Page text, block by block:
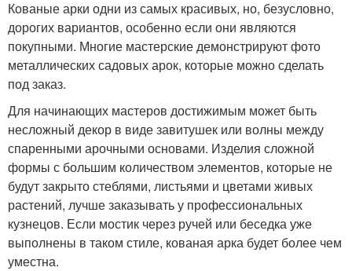
Кованые арки одни из самых красивых, но, безусловно,
дорогих вариантов, особенно если они являются
покупными. Многие мастерские демонстрируют фото
металлических садовых арок, которые можно сделать
под заказ.
Для начинающих мастеров достижимым может быть
несложный декор в виде завитушек или волны между
спаренными арочными основами. Изделия сложной
формы с большим количеством элементов, которые не
будут закрыто стеблями, листьями и цветами живых
растений, лучше заказывать у профессиональных
кузнецов. Если мостик через ручей или беседка уже
выполнены в таком стиле, кованая арка будет более чем
уместна.